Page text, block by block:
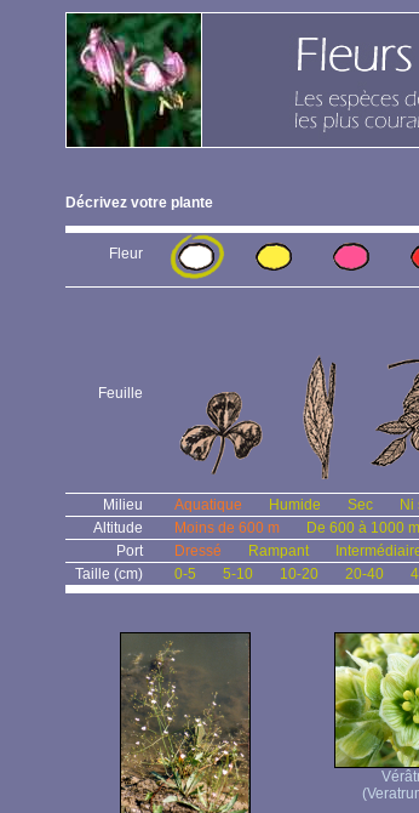
Décrivez votre plante
Fleur
Feuille
Milieu Aquatique Humide Sec
Ni
Altitude
Moins de 600 m De 600 à 1000 m
Port
Dressé Rampant
Taille (cm)
0-5 5-10 10-20 20-40